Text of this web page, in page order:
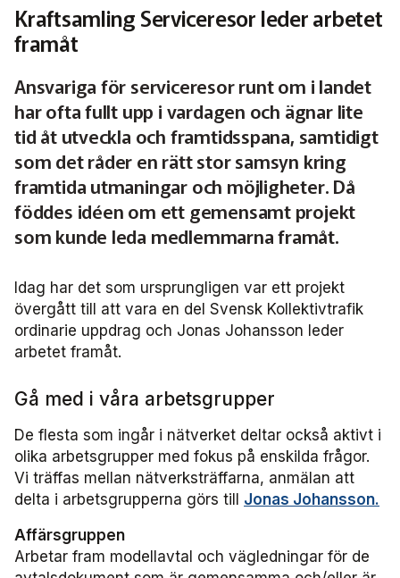
Skolskjutsen.se
Studentkonceptet
FRIDA miljö- och fordonsdatabas
Associerade medlemmar
Bli associerad medlem
Affärs­nätverket
Affärs­nätverket 2023
Affärs­nätverket 2022
Användargrupp Anbaro
Det här är kollektivtrafiken
Biljettpriser
Järnväg
Miljö och klimat
Serviceresor
Upphandlingar
Utbildning & Karriär
Öka din kompetens
Förarcertifieringar
Webbinarier
Våra utbildningar
Personalförsörjning
Attraktivare kollektivtrafik­bransch
Aktuellt & debatt
Så här tycker vi
Nyheter
Debattartiklar
Frågor vi driver
Rapporter
Almedalen
A-Ö
Om oss
Organisation
Kontakta oss
Historik
Information om kundfakturor
Medlemszon
Kraftsamling Serviceresor leder arbetet
framåt
Ansvariga för serviceresor runt om i landet
har ofta fullt upp i vardagen och ägnar lite
tid åt utveckla och framtidsspana, samtidigt
som det råder en rätt stor samsyn kring
framtida utmaningar och möjligheter. Då
föddes idéen om ett gemensamt projekt
som kunde leda medlemmarna framåt.
Idag har det som ursprungligen var ett projekt
övergått till att vara en del Svensk Kollektivtrafik
ordinarie uppdrag och Jonas Johansson leder
arbetet framåt.
Gå med i våra arbetsgrupper
De flesta som ingår i nätverket deltar också aktivt i
olika arbetsgrupper med fokus på enskilda frågor.
Vi träffas mellan nätverksträffarna, anmälan att
delta i arbetsgrupperna görs till Jonas Johansson.
Affärsgruppen
Arbetar fram modellavtal och vägledningar för de